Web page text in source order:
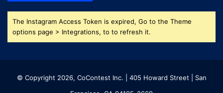
The Instagram Access Token is expired, Go to the Theme
options page > Integrations, to to refresh it.
© Copyright 2026, CoContest Inc. | 405 Howard Street | San